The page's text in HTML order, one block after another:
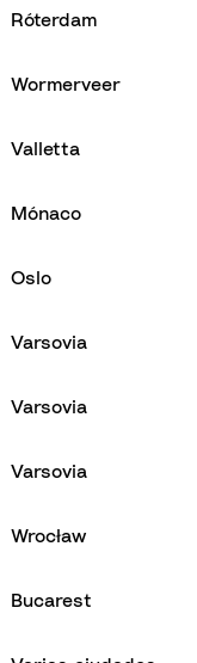
Róterdam
Wormerveer
Valletta
Mónaco
Oslo
Varsovia
Varsovia
Varsovia
Wrocław
Bucarest